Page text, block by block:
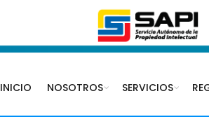
INICIO NOSOTROS SERVICIOS